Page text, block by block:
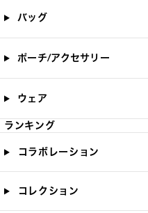
バッグ
ポーチ/アクセサリー
ウェア
ランキング
コラボレーション
コレクション